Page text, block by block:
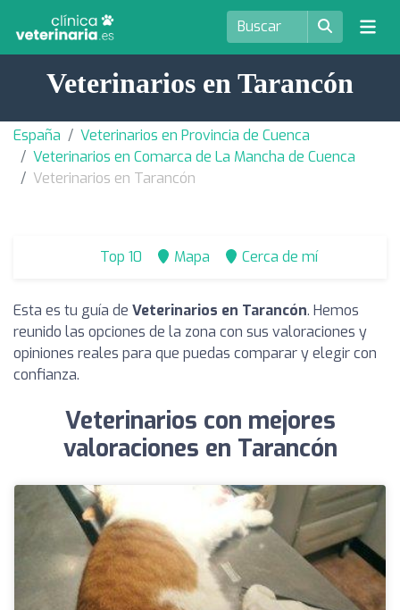
Veterinarios en Tarancón
España
Veterinarios en Provincia de Cuenca
Veterinarios en Comarca de La Mancha de Cuenca
Veterinarios en Tarancón
Top 10 Mapa Cerca de mí
Esta es tu guía de Veterinarios en Tarancón. Hemos
reunido las opciones de la zona con sus valoraciones y
opiniones reales para que puedas comparar y elegir con
confianza.
Veterinarios con mejores
valoraciones en Tarancón